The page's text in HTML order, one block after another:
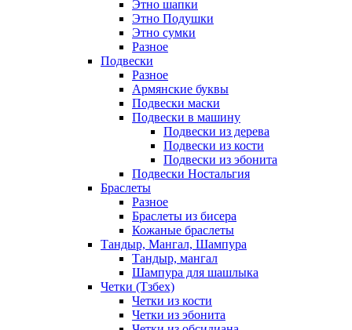
Этно шапки
Этно Подушки
Этно сумки
Разное
Подвески
Разное
Армянские буквы
Подвески маски
Подвески в машину
Подвески из дерева
Подвески из кости
Подвески из эбонита
Подвески Ностальгия
Браслеты
Разное
Браслеты из бисера
Кожаные браслеты
Тандыр, Мангал, Шампура
Тандыр, мангал
Шампура для шашлыка
Четки (Тзбех)
Четки из кости
Четки из эбонита